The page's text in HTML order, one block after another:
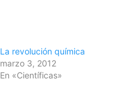
La revolución química
marzo 3, 2012
En «Científicas»